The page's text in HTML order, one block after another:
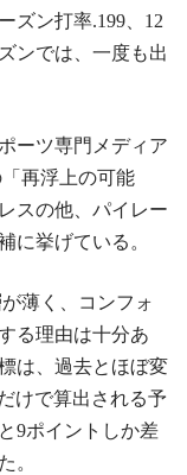
ズン打率.199、12
ンでは、一度も出
ーツ専門メディア
「再浮上の可能
スの他、パイレー
に挙げている。
薄く、コンフォ
る理由は十分あ
は、過去とほぼ変
けで算出される予
9ポイントしか差
。